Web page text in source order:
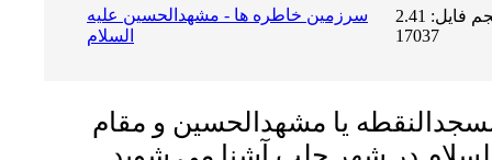
سرزمين خاطره ها - مشهدالحسين عليه
السلام
حجم فایل: 2.41 MB | دریافت ها:
17037
یا مشهدالحسین و مقام